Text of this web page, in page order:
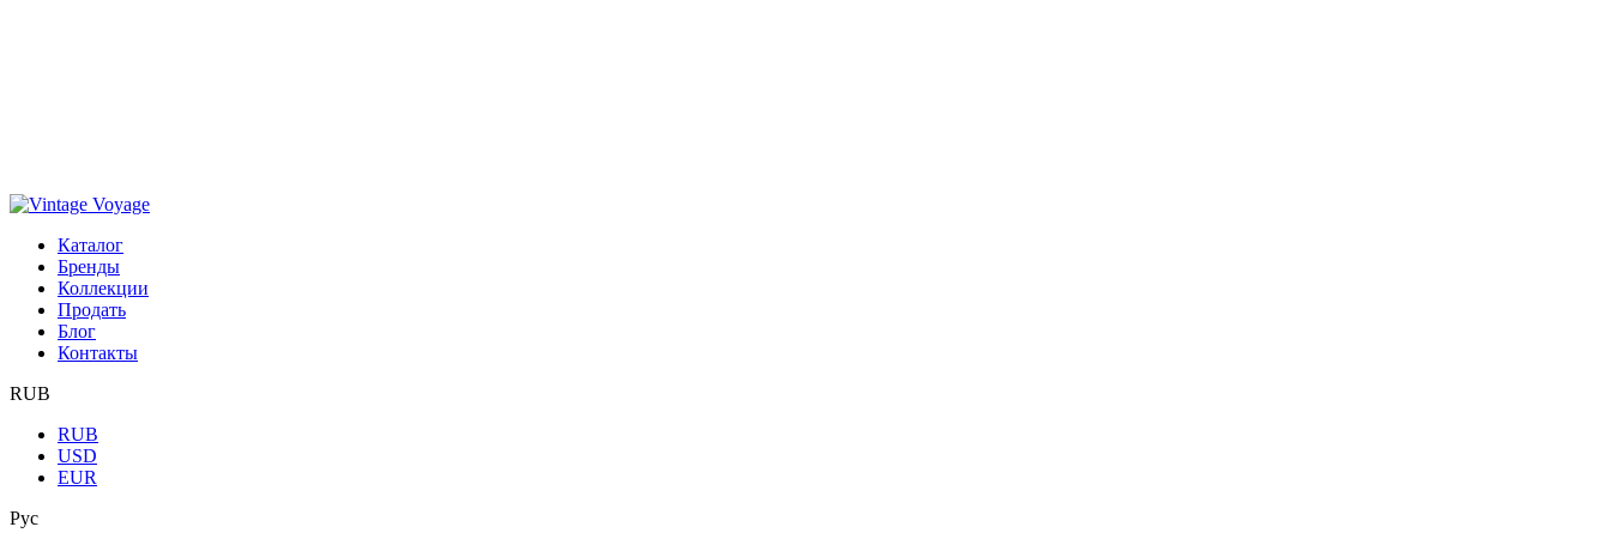
Каталог
Бренды
Коллекции
Продать
Блог
Контакты
RUB
RUB
USD
EUR
Рус